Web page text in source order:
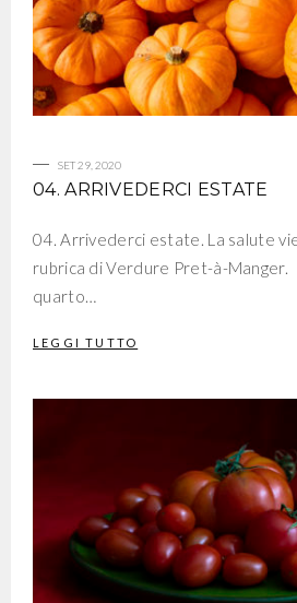
SET 29, 2020
04. ARRIVEDERCI ESTATE
04. Arrivederci estate. La salute
rubrica di Verdure Pret-à-Manger.
quarto…
LEGGI TUTTO